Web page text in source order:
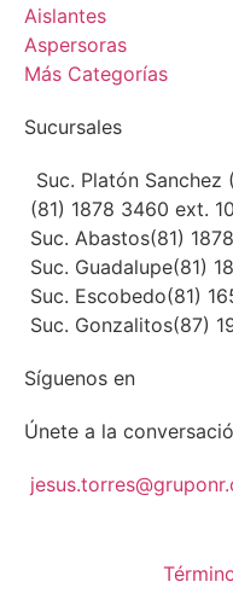
Aislantes
Aspersoras
Más Categorías
Sucursales
Suc. Platón Sanchez
(81) 1878 3460 ext.
Suc. Abastos(81)
Suc. Guadalupe(81)
Suc. Escobedo(81)
Suc. Gonzalitos(87)
Síguenos en
Únete a la